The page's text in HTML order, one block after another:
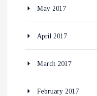
May 2017
April 2017
March 2017
February 2017